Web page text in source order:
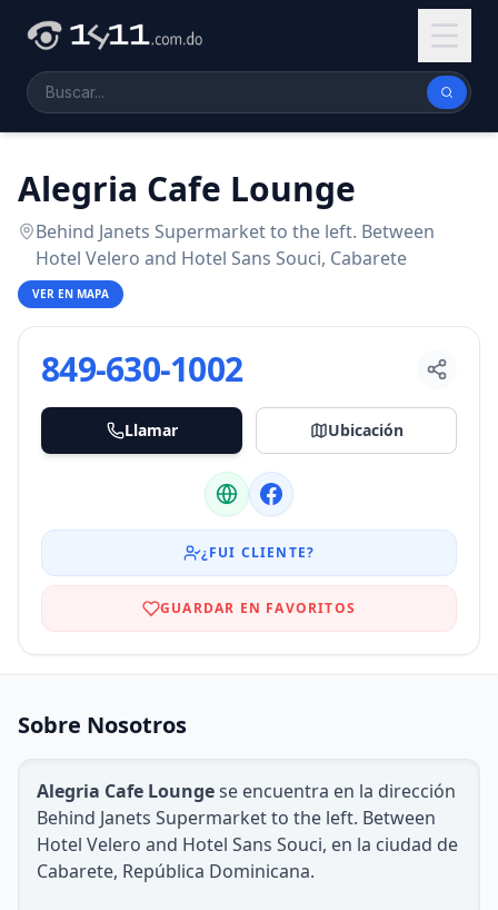
Alegria Cafe Lounge
Behind Janets Supermarket to the left. Between
Hotel Velero and Hotel Sans Souci, Cabarete
VER EN MAPA
849-630-1002
Llamar Ubicación
¿FUI CLIENTE?
GUARDAR EN FAVORITOS
Sobre Nosotros
Alegria Cafe Loungese encuentra en la dirección
Behind Janets Supermarket to the left. Between
Hotel Velero and Hotel Sans Souci, en la ciudad de
Cabarete, República Dominicana.